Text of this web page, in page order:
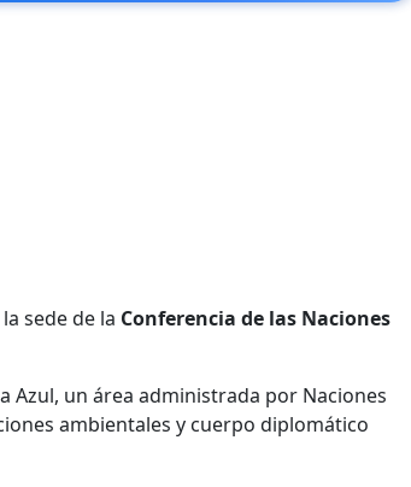
sede de la Conferencia de las Naciones
Azul, un área administrada por Naciones
ambientales y cuerpo diplomático